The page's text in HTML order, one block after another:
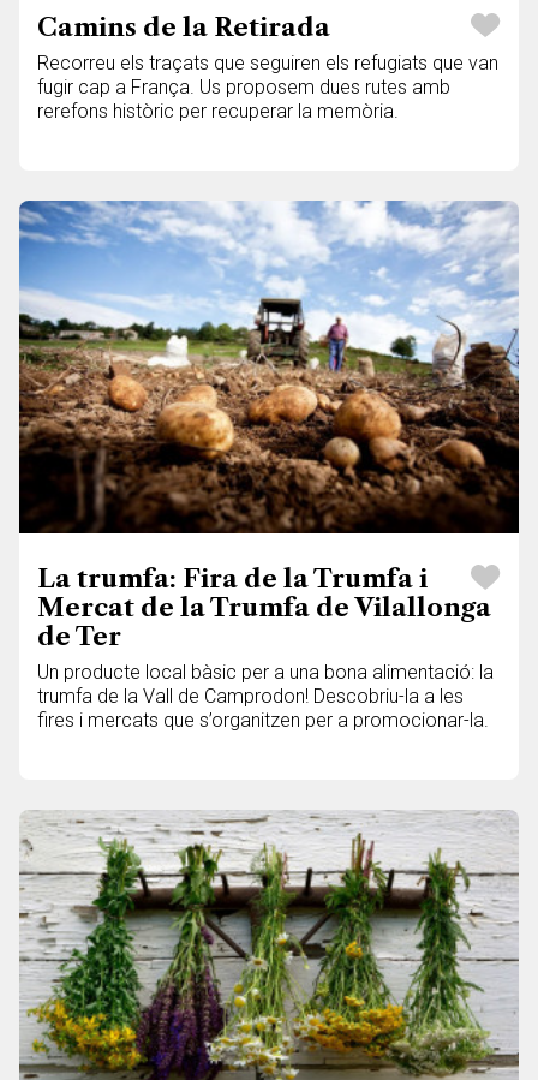
Camins de la Retirada
Recorreu els traçats que seguiren els refugiats que van
fugir cap a França. Us proposem dues rutes amb
rerefons històric per recuperar la memòria.
La trumfa: Fira de la Trumfa i
Mercat de la Trumfa de Vilallonga
de Ter
Un producte local bàsic per a una bona alimentació: la
trumfa de la Vall de Camprodon! Descobriu-la a les
fires i mercats que s’organitzen per a promocionar-la.